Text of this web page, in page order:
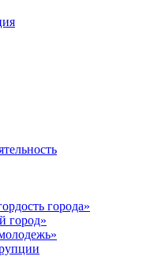
города»
город»